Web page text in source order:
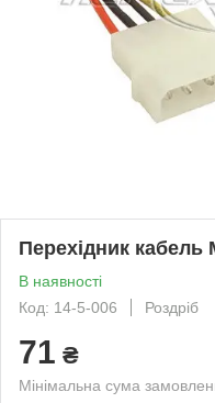
Перехідник
В наявності
Код: 14-5-006
Роздріб
71 ₴
Мінімальна сума